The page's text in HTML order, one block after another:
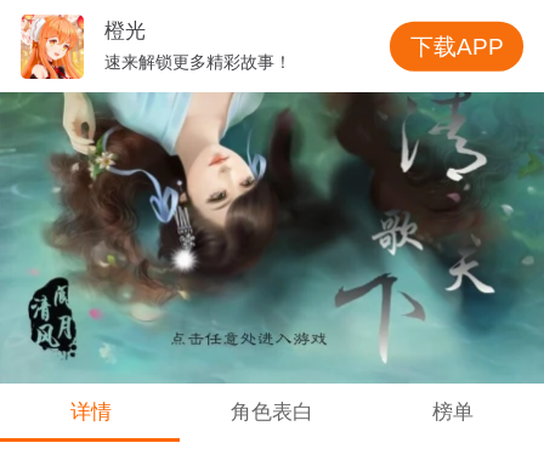
详情 角色表白 榜单
橙光
速来解锁更多精彩故事！
下载APP